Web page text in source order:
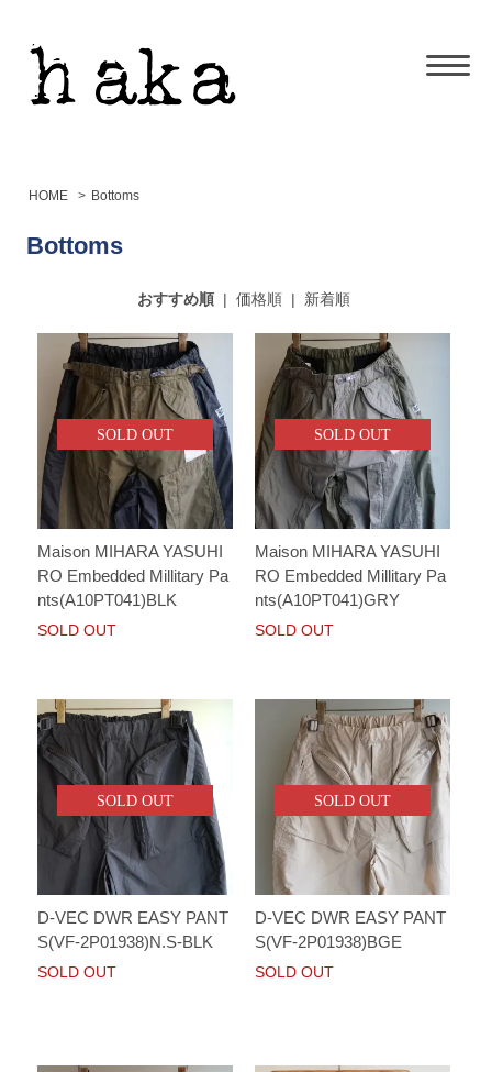
HOME > Bottoms
Bottoms
おすすめ順| 価格順| 新着順
SOLD OUT
Maison MIHARA YASUHI
RO Embedded Millitary Pa
nts(A10PT041)BLK
SOLD OUT
SOLD OUT
Maison MIHARA YASUHI
RO Embedded Millitary Pa
nts(A10PT041)GRY
SOLD OUT
SOLD OUT
D-VEC DWR EASY PANT
S(VF-2P01938)N.S-BLK
SOLD OUT
SOLD OUT
D-VEC DWR EASY PANT
S(VF-2P01938)BGE
SOLD OUT